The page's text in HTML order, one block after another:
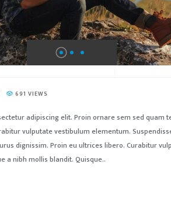
691 VIEWS
adipiscing elit. Proin ornare sem sed quam
vulputate vestibulum elementum.
dignissim. Proin eu ultrices libero. Curabitur
a nibh mollis blandit. Quisque..